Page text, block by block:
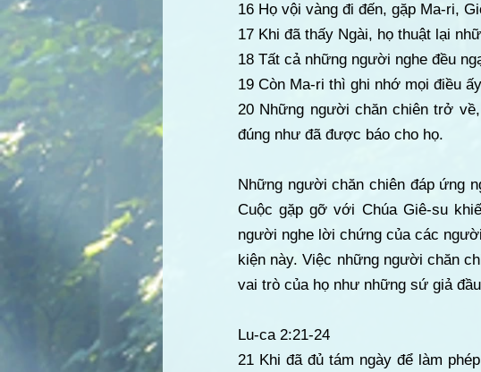
16 Họ vội vàng đi đến, gặp Ma-ri,
17 Khi đã thấy Ngài, họ thuật lại
18 Tất cả những người nghe đều
19 Còn Ma-ri thì ghi nhớ mọi điều
20 Những người chăn chiên trở
đúng như đã được báo cho họ.
Những người chăn chiên đáp ứng
Cuộc gặp gỡ với Chúa Giê-su
người nghe lời chứng của các
kiện này. Việc những người chăn
vai trò của họ như những sứ giả
Lu-ca 2:21-24
21 Khi đã đủ tám ngày để làm